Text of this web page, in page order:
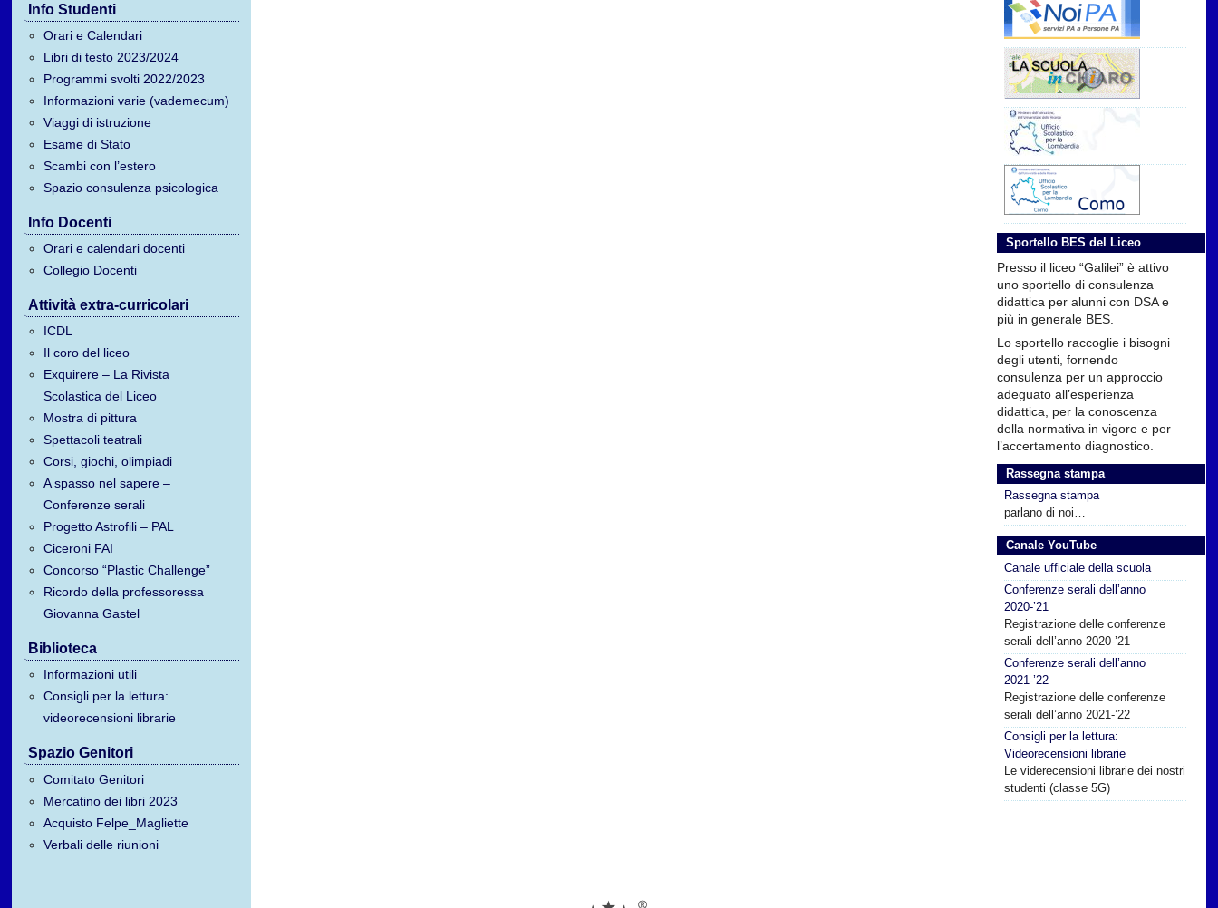
Info Studenti
Orari e Calendari
Libri di testo 2023/2024
Programmi svolti 2022/2023
Informazioni varie (vademecum)
Viaggi di istruzione
Esame di Stato
Scambi con l’estero
Spazio consulenza psicologica
Info Docenti
Orari e calendari docenti
Collegio Docenti
Attività extra-curricolari
ICDL
Il coro del liceo
Exquirere – La Rivista
Scolastica del Liceo
Mostra di pittura
Spettacoli teatrali
Corsi, giochi, olimpiadi
A spasso nel sapere –
Conferenze serali
Progetto Astrofili – PAL
Ciceroni FAI
Concorso “Plastic Challenge”
Ricordo della professoressa
Giovanna Gastel
Biblioteca
Informazioni utili
Consigli per la lettura:
videorecensioni librarie
Spazio Genitori
Comitato Genitori
Mercatino dei libri 2023
Acquisto Felpe_Magliette
Verbali delle riunioni
Sportello BES del Liceo
Presso il liceo “Galilei” è attivo
uno sportello di consulenza
didattica per alunni con DSA e
più in generale BES.
Lo sportello raccoglie i bisogni
degli utenti, fornendo
consulenza per un approccio
adeguato all’esperienza
didattica, per la conoscenza
della normativa in vigore e per
l’accertamento diagnostico.
Rassegna stampa
Rassegna stampa
parlano di noi…
Canale YouTube
Canale ufficiale della scuola
Conferenze serali dell’anno
2020-’21
Registrazione delle conferenze
serali dell’anno 2020-’21
Conferenze serali dell’anno
2021-’22
Registrazione delle conferenze
serali dell’anno 2021-’22
Consigli per la lettura:
Videorecensioni librarie
Le viderecensioni librarie dei nostri
studenti (classe 5G)